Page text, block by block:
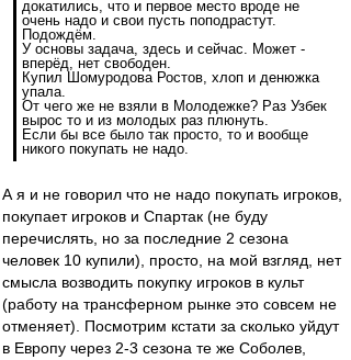
докатились, что и первое место вроде не
очень надо и свои пусть поподрастут.
Подождём.
У основы задача, здесь и сейчас. Может -
вперёд, нет свободен.
Купил Шомуродова Ростов, хлоп и денюжка
упала.
От чего же не взяли в Молодежке? Раз Узбек
вырос то и из молодых раз плюнуть.
Если бы все было так просто, то и вообще
никого покупать не надо.
А я и не говорил что не надо покупать игроков,
покупает игроков и Спартак (не буду
перечислять, но за последние 2 сезона
человек 10 купили), просто, на мой взгляд, нет
смысла возводить покупку игроков в культ
(работу на трансферном рынке это совсем не
отменяет). Посмотрим кстати за сколько уйдут
в Европу через 2-3 сезона те же Соболев,